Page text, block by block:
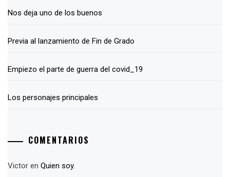
Nos deja uno de los buenos
Previa al lanzamiento de Fin de Grado
Empiezo el parte de guerra del covid_19
Los personajes principales
COMENTARIOS
Victor en Quien soy.